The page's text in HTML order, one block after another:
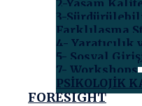
2-Yaşam
3-
Farklılaşma
4- Yaratıcılık
5- Sosyal
7- Workshops
PSİKOLOJİK
FORESIGHT